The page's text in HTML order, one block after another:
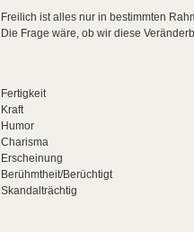
Freilich ist alles nur in bestimmten
Die Frage wäre, ob wir diese
Fertigkeit
Kraft
Humor
Charisma
Erscheinung
Berühmtheit/Berüchtigt
Skandalträchtig